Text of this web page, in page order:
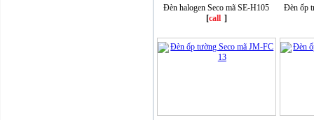
Đèn halogen Seco mã SE-H105
[call ]
Đèn ốp